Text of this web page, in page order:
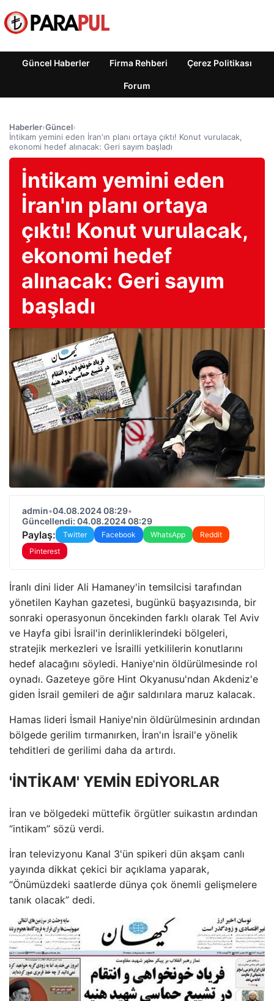
Güncel Haberler Firma Rehberi Çerez Politikası
Forum
Haberler›Güncel›
İntikam yemini eden İran'ın planı ortaya çıktı! Konut vurulacak,
ekonomi hedef alınacak: Geri sayım başladı
İntikam yemini eden
İran'ın planı ortaya
çıktı! Konut vurulacak,
ekonomi hedef
alınacak: Geri sayım
başladı
admin•04.08.2024 08:29•
Güncellendi: 04.08.2024 08:29
Paylaş: Twitter Facebook WhatsApp
Reddit
Pinterest
İranlı dini lider Ali Hamaney'in temsilcisi tarafından
yönetilen Kayhan gazetesi, bugünkü başyazısında, bir
sonraki operasyonun öncekinden farklı olarak Tel Aviv
ve Hayfa gibi İsrail'in derinliklerindeki bölgeleri,
stratejik merkezleri ve İsrailli yetkililerin konutlarını
hedef alacağını söyledi. Haniye'nin öldürülmesinde rol
oynadı. Gazeteye göre Hint Okyanusu'ndan Akdeniz'e
giden İsrail gemileri de ağır saldırılara maruz kalacak.
Hamas lideri İsmail Haniye'nin öldürülmesinin ardından
bölgede gerilim tırmanırken, İran'ın İsrail'e yönelik
tehditleri de gerilimi daha da artırdı.
'İNTİKAM' YEMİN EDİYORLAR
İran ve bölgedeki müttefik örgütler suikastın ardından
“intikam” sözü verdi.
İran televizyonu Kanal 3'ün spikeri dün akşam canlı
yayında dikkat çekici bir açıklama yaparak,
“Önümüzdeki saatlerde dünya çok önemli gelişmelere
tanık olacak” dedi.